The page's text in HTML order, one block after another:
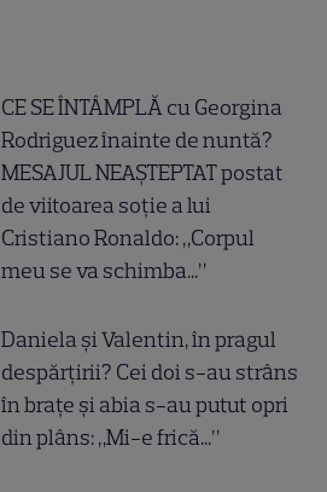
CE SE ÎNTÂMPLĂ cu Georgina
Rodriguez înainte de nuntă?
MESAJUL NEAȘTEPTAT postat
de viitoarea soție a lui
Cristiano Ronaldo: „Corpul
meu se va schimba...”
Daniela și Valentin, în pragul
despărțirii? Cei doi s-au strâns
în brațe și abia s-au putut opri
din plâns: „Mi-e frică...”